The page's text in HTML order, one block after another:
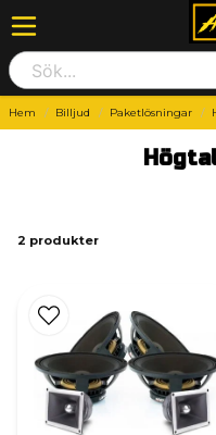
Hem Billjud Paketlösningar
2 produkter